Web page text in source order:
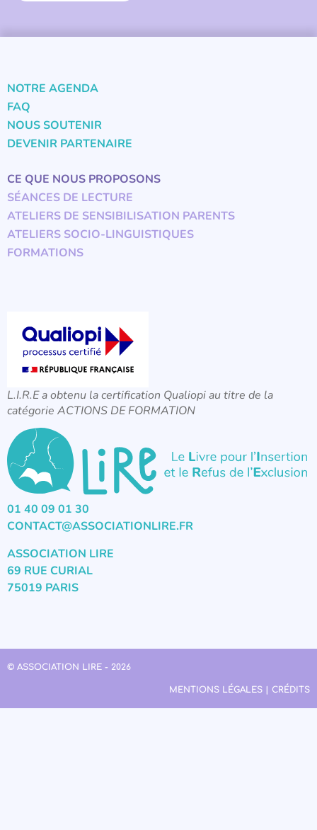
NOTRE AGENDA
FAQ
NOUS SOUTENIR
DEVENIR PARTENAIRE
CE QUE NOUS PROPOSONS
SÉANCES DE LECTURE
ATELIERS DE SENSIBILISATION PARENTS
ATELIERS SOCIO-LINGUISTIQUES
FORMATIONS
L.I.R.E a obtenu la certification Qualiopi au titre de la
catégorie ACTIONS DE FORMATION
01 40 09 01 30
CONTACT@ASSOCIATIONLIRE.FR
ASSOCIATION LIRE
69 RUE CURIAL
75019 PARIS
© ASSOCIATION LIRE - 2026
MENTIONS LÉGALES | CRÉDITS